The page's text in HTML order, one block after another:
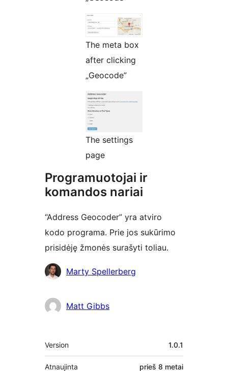
The meta box
after clicking
„Geocode”
The settings
page
Programuotojai ir
komandos nariai
“Address Geocoder” yra atviro
kodo programa. Prie jos sukūrimo
prisidėję žmonės surašyti toliau.
AutoriaiMarty Spellerberg
Matt Gibbs
Metainformacija
Version 1.0.1
Atnaujinta prieš 8 metai